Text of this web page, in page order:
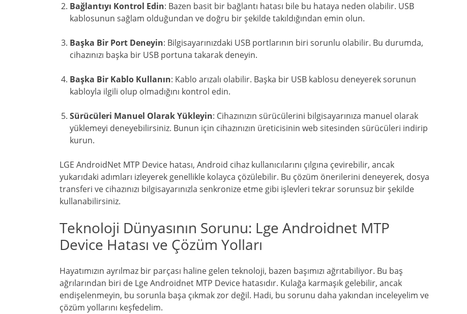
Bağlantıyı Kontrol Edin: Bazen basit bir bağlantı hatası bile bu hataya neden olabilir. USB
kablosunun sağlam olduğundan ve doğru bir şekilde takıldığından emin olun.
Başka Bir Port Deneyin: Bilgisayarınızdaki USB portlarının biri sorunlu olabilir. Bu durumda,
cihazınızı başka bir USB portuna takarak deneyin.
Başka Bir Kablo Kullanın: Kablo arızalı olabilir. Başka bir USB kablosu deneyerek sorunun
kabloyla ilgili olup olmadığını kontrol edin.
Sürücüleri Manuel Olarak Yükleyin: Cihazınızın sürücülerini bilgisayarınıza manuel olarak
yüklemeyi deneyebilirsiniz. Bunun için cihazınızın üreticisinin web sitesinden sürücüleri indirip
kurun.
LGE AndroidNet MTP Device hatası, Android cihaz kullanıcılarını çılgına çevirebilir, ancak
yukarıdaki adımları izleyerek genellikle kolayca çözülebilir. Bu çözüm önerilerini deneyerek, dosya
transferi ve cihazınızı bilgisayarınızla senkronize etme gibi işlevleri tekrar sorunsuz bir şekilde
kullanabilirsiniz.
Teknoloji Dünyasının Sorunu: Lge Androidnet MTP
Device Hatası ve Çözüm Yolları
Hayatımızın ayrılmaz bir parçası haline gelen teknoloji, bazen başımızı ağrıtabiliyor. Bu baş
ağrılarından biri de Lge Androidnet MTP Device hatasıdır. Kulağa karmaşık gelebilir, ancak
endişelenmeyin, bu sorunla başa çıkmak zor değil. Hadi, bu sorunu daha yakından inceleyelim ve
çözüm yollarını keşfedelim.